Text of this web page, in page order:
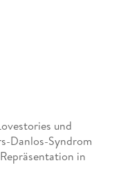
und
Danlos-Syndrom
in